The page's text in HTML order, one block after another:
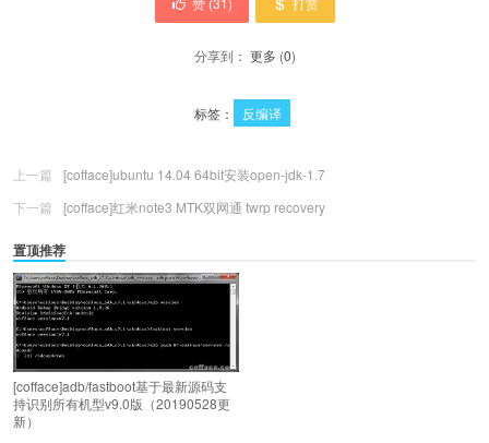
分享到： 更多 (0)
标签： 反编译
上一篇
[cofface]ubuntu 14.04 64bit安装open-jdk-1.7
下一篇
[cofface]红米note3 MTK双网通 twrp recovery
置顶推荐
[cofface]adb/fastboot基于最新源码支
持识别所有机型v9.0版（20190528更
新）